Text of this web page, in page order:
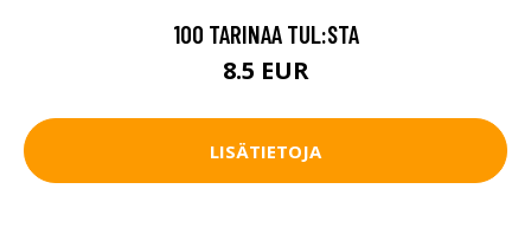
100 TARINAA TUL:STA
8.5 EUR
LISÄTIETOJA